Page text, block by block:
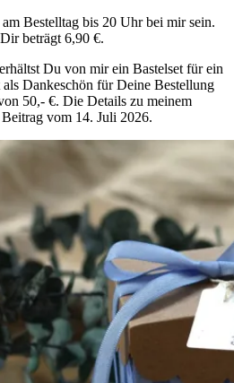
Bestelltag bis 20 Uhr bei mir sein.
beträgt 6,90 €.
Du von mir ein Bastelset für ein
Dankeschön für Deine Bestellung
50,- €. Die Details zu meinem
vom 14. Juli 2026.